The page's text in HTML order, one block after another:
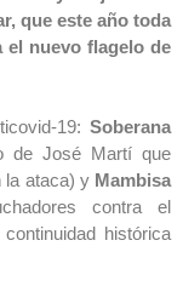
que este año toda
el nuevo flagelo de
19: Soberana
de José Martí que
la ataca) y Mambisa
contra el
histórica